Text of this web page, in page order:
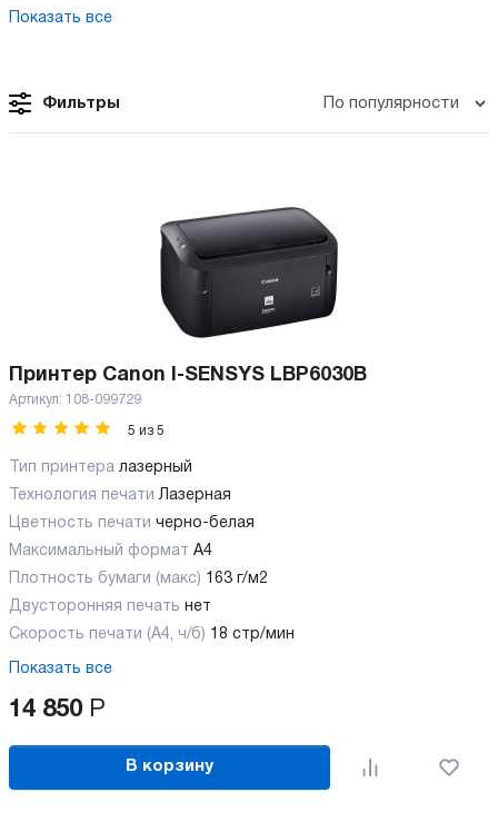
Показать все
Фильтры
Принтер Canon I-SENSYS LBP6030B
Артикул: 108-099729
5 из 5
Тип принтера лазерный
Технология печати Лазерная
Цветность печати черно-белая
Максимальный формат А4
Плотность бумаги (макс) 163 г/м2
Двусторонняя печать нет
Скорость печати (А4, ч/б) 18 стр/мин
Показать все
14 850 Р
В корзину